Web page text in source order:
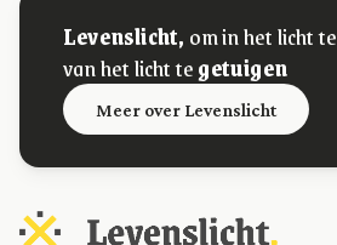
Levenslicht, om in het licht te
van het licht tegetuigen
Meer over Levenslicht